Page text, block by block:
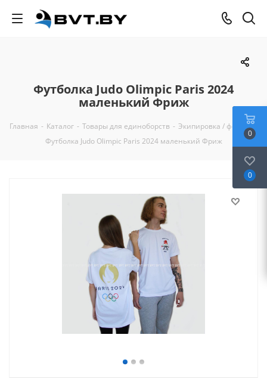
Футболка Judo Olimpic Paris 2024
маленький Фриж
Главная - Каталог - Товары для единоборств - Экипировка / форма -
Футболка Judo Olimpic Paris 2024 маленький Фриж
0
0